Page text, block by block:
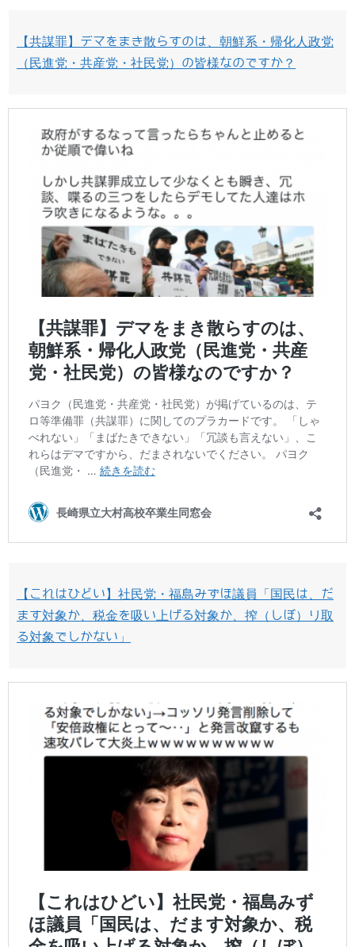
【共謀罪】デマをまき散らすのは、朝鮮系・帰化人政党
（民進党・共産党・社民党）の皆様なのですか？
【これはひどい】社民党・福島みずほ議員「国民は、だ
ます対象か、税金を吸い上げる対象か、搾（しぼ）り取
る対象でしかない」